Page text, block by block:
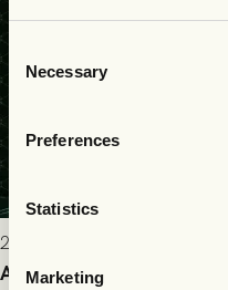
Selection
Necessary
Preferences
Statistics
Marketing
2026-07-22 9:00
Allt du behöver veta